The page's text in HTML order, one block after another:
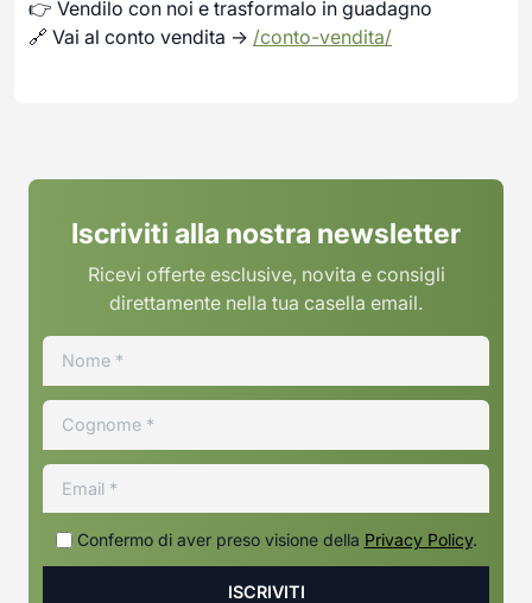
👉 Vendilo con noi e trasformalo in guadagno
🔗 Vai al conto vendita → /conto-vendita/
Iscriviti alla nostra newsletter
Ricevi offerte esclusive, novita e consigli
direttamente nella tua casella email.
Confermo di aver preso visione della Privacy Policy.